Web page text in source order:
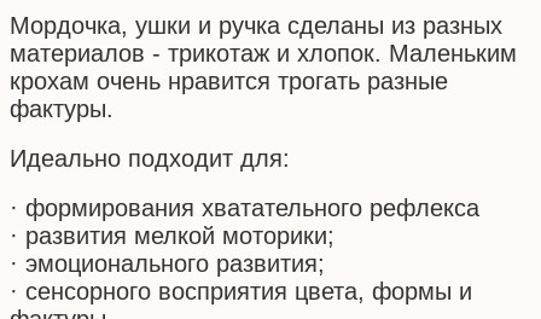
Мордочка, ушки и ручка сделаны из разных
материалов - трикотаж и хлопок. Маленьким
крохам очень нравится трогать разные
фактуры.
Идеально подходит для:
· формирования хватательного рефлекса
· развития мелкой моторики;
· эмоционального развития;
· сенсорного восприятия цвета, формы и